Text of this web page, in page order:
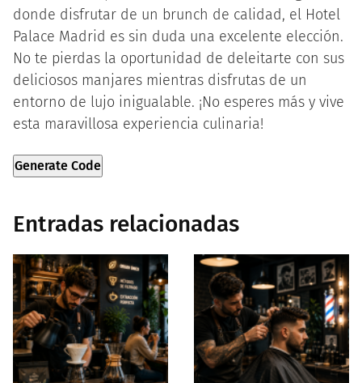
donde disfrutar de un brunch de calidad, el Hotel
Palace Madrid es sin duda una excelente elección.
No te pierdas la oportunidad de deleitarte con sus
deliciosos manjares mientras disfrutas de un
entorno de lujo inigualable. ¡No esperes más y vive
esta maravillosa experiencia culinaria!
Generate Code
Entradas relacionadas